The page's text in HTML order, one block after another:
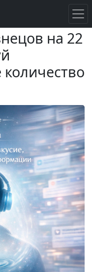
на 22
количество